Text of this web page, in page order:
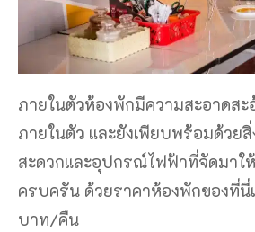
ภายในตัวห้องพักมีความสะอาดส
ภายในตัว และยังเพียบพร้อมด้วย
สะดวกและอุปกรณ์ไฟฟ้าที่จัดมาใ
ครบครัน ด้วยราคาห้องพักของที่นี่
บาท/คืน